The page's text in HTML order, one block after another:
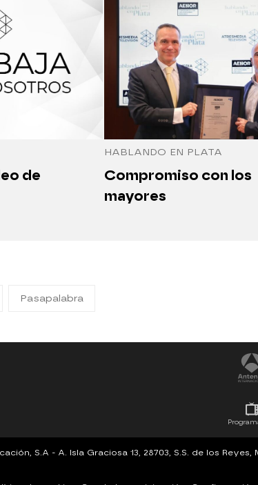
de
HABLANDO EN PLATA
Compromiso con los
mayores
Pasapalabra
S.A - A. Isla Graciosa 13, 28703, S.S. de los